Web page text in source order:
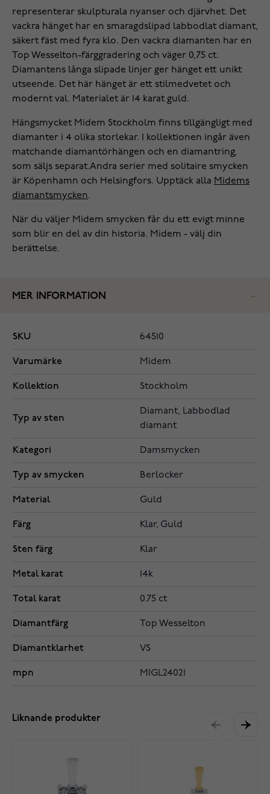
representerar skulpturala nyanser och djärvhet. Det
vackra hänget har en smaragdslipad labbodlat diamant,
säkert fäst med fyra klo. Den vackra diamanten har en
Top Wesselton-färggradering och väger 0,75 ct.
Diamantens långa slipade linjer ger hänget ett unikt
utseende. Det här hänget är ett stilmedvetet och
modernt val. Materialet är 14 karat guld.
Hängsmycket Midem Stockholm finns tillgängligt med
diamanter i 4 olika storlekar. I kollektionen ingår även
matchande diamantörhängen och en diamantring,
som säljs separat.Andra serier med solitaire smycken
är Köpenhamn och Helsingfors. Upptäck alla Midems
diamantsmycken.
När du väljer Midem smycken får du ett evigt minne
som blir en del av din historia. Midem - välj din
berättelse.
MER INFORMATION
SKU 64510
Varumärke Midem
Kollektion Stockholm
Typ av sten
Diamant, Labbodlad
diamant
Kategori Damsmycken
Typ av smycken Berlocker
Material Guld
Färg Klar, Guld
Sten färg Klar
Metal karat 14k
Total karat 0.75 ct
Diamantfärg Top Wesselton
Diamantklarhet VS
mpn MIGL24021
Liknande produkter